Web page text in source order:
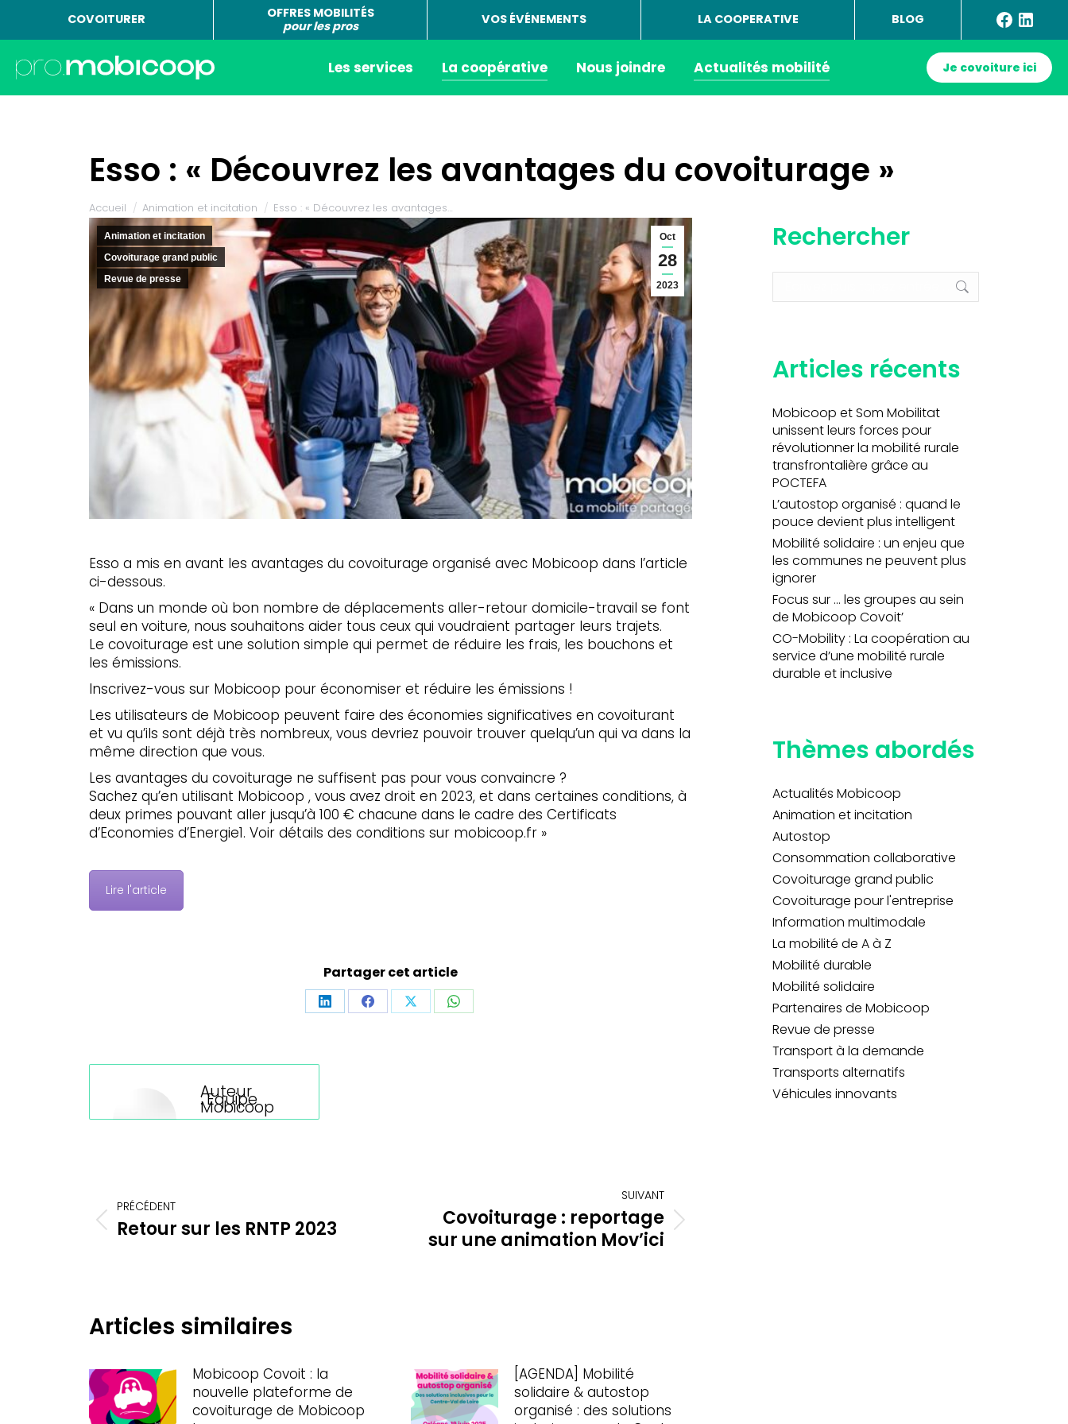
COVOITURER
OFFRES MOBILITÉS
pour les pros
VOS ÉVÉNEMENTS LA COOPERATIVE BLOG
Les services La coopérative Nous joindre Actualités mobilité Je covoiture ici
Esso : « Découvrez les avantages du covoiturage »
Vous êtes ici :
Accueil Animation et incitation Esso : « Découvrez les avantages…
Oct
28
2023
Animation et incitation
Covoiturage grand public
Revue de presse
Esso a mis en avant les avantages du covoiturage organisé avec Mobicoop dans l’article
ci-dessous.
« Dans un monde où bon nombre de déplacements aller-retour domicile-travail se font
seul en voiture, nous souhaitons aider tous ceux qui voudraient partager leurs trajets.
Le covoiturage est une solution simple qui permet de réduire les frais, les bouchons et
les émissions.
Inscrivez-vous sur Mobicoop pour économiser et réduire les émissions !
Les utilisateurs de Mobicoop peuvent faire des économies significatives en covoiturant
et vu qu’ils sont déjà très nombreux, vous devriez pouvoir trouver quelqu’un qui va dans la
même direction que vous.
Les avantages du covoiturage ne suffisent pas pour vous convaincre ?
Sachez qu’en utilisant Mobicoop , vous avez droit en 2023, et dans certaines conditions, à
deux primes pouvant aller jusqu’à 100 € chacune dans le cadre des Certificats
d’Economies d’Energie1. Voir détails des conditions sur mobicoop.fr »
Lire l'article
Partager cet article
PartagerPartagerPartagerPartager
Auteur
:Equipe
Mobicoop
article
PRÉCÉDENT
Article
Retour sur les RNTP 2023
SUIVANT
Article
suivant
Covoiturage : reportage
sur une animation Mov’ici
Articles similaires
Mobicoop Covoit : la
nouvelle plateforme de
covoiturage de Mobicoop
[AGENDA] Mobilité
solidaire & autostop
organisé : des solutions
Rechercher
:
Articles récents
Mobicoop et Som Mobilitat
unissent leurs forces pour
révolutionner la mobilité rurale
transfrontalière grâce au
POCTEFA
L’autostop organisé : quand le
pouce devient plus intelligent
Mobilité solidaire : un enjeu que
les communes ne peuvent plus
ignorer
Focus sur … les groupes au sein
de Mobicoop Covoit’
CO-Mobility : La coopération au
service d’une mobilité rurale
durable et inclusive
Thèmes abordés
Actualités Mobicoop
Animation et incitation
Autostop
Consommation collaborative
Covoiturage grand public
Covoiturage pour l'entreprise
Information multimodale
La mobilité de A à Z
Mobilité durable
Mobilité solidaire
Partenaires de Mobicoop
Revue de presse
Transport à la demande
Transports alternatifs
Véhicules innovants